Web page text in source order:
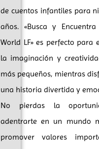
de cuentos infantiles para
años. «Busca y Encuentra
World LF» es perfecto para
la imaginación y
más pequeños, mientras
una historia divertida y
No pierdas la
adentrarte en un mundo
promover valores